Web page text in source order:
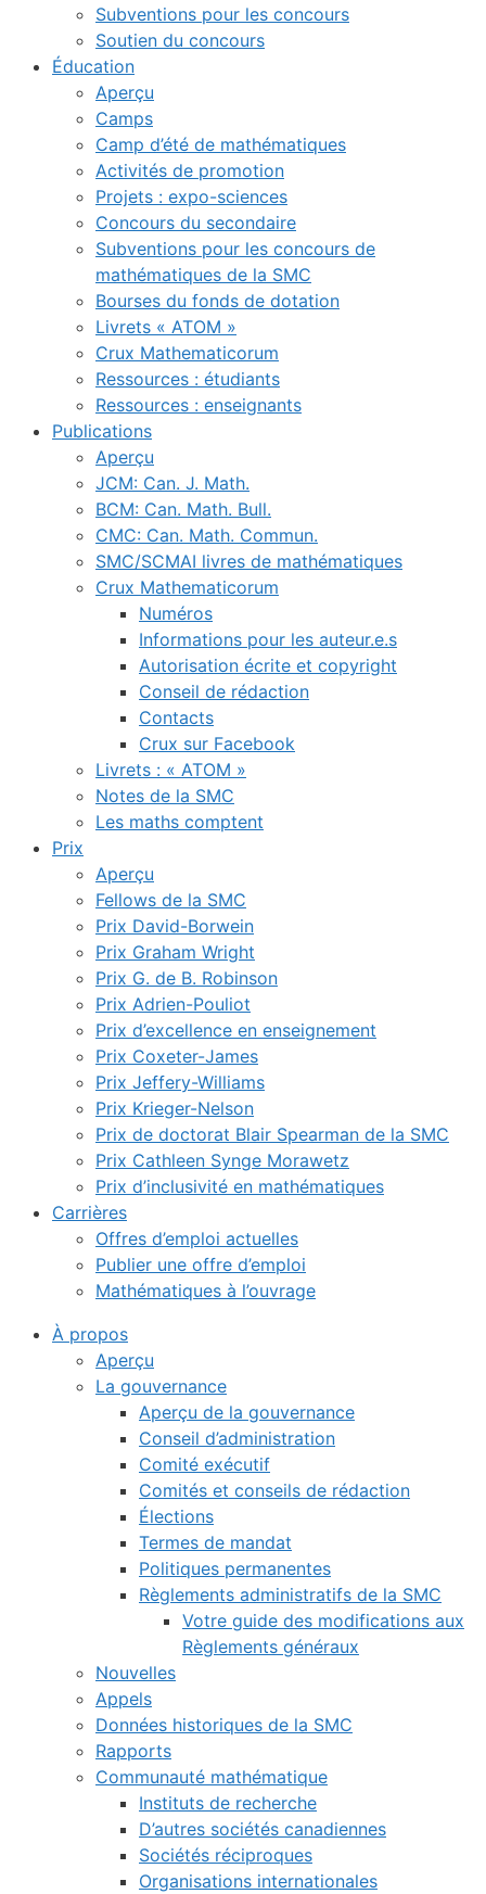
Subventions pour les concours
Soutien du concours
Éducation
Aperçu
Camps
Camp d’été de mathématiques
Activités de promotion
Projets : expo-sciences
Concours du secondaire
Subventions pour les concours de
mathématiques de la SMC
Bourses du fonds de dotation
Livrets « ATOM »
Crux Mathematicorum
Ressources : étudiants
Ressources : enseignants
Publications
Aperçu
JCM: Can. J. Math.
BCM: Can. Math. Bull.
CMC: Can. Math. Commun.
SMC/SCMAI livres de mathématiques
Crux Mathematicorum
Numéros
Informations pour les auteur.e.s
Autorisation écrite et copyright
Conseil de rédaction
Contacts
Crux sur Facebook
Livrets : « ATOM »
Notes de la SMC
Les maths comptent
Prix
Aperçu
Fellows de la SMC
Prix David-Borwein
Prix Graham Wright
Prix G. de B. Robinson
Prix Adrien-Pouliot
Prix d’excellence en enseignement
Prix Coxeter-James
Prix Jeffery-Williams
Prix Krieger-Nelson
Prix de doctorat Blair Spearman de la SMC
Prix Cathleen Synge Morawetz
Prix d’inclusivité en mathématiques
Carrières
Offres d’emploi actuelles
Publier une offre d’emploi
Mathématiques à l’ouvrage
À propos
Aperçu
La gouvernance
Aperçu de la gouvernance
Conseil d’administration
Comité exécutif
Comités et conseils de rédaction
Élections
Termes de mandat
Politiques permanentes
Règlements administratifs de la SMC
Votre guide des modifications aux
Règlements généraux
Nouvelles
Appels
Données historiques de la SMC
Rapports
Communauté mathématique
Instituts de recherche
D’autres sociétés canadiennes
Sociétés réciproques
Organisations internationales